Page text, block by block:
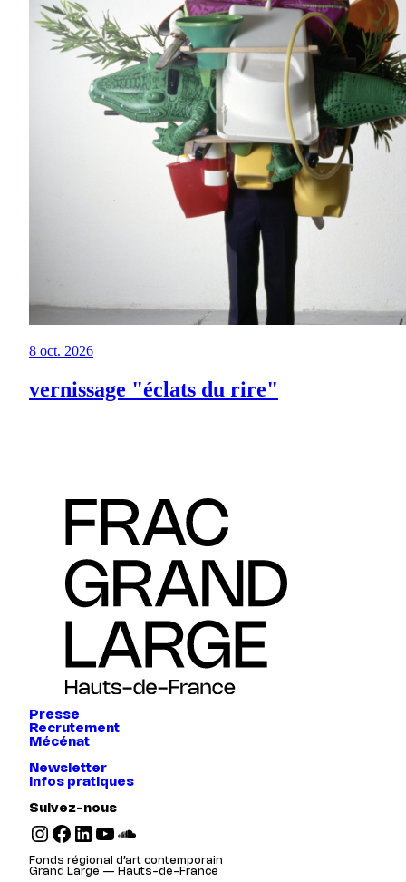
8 oct. 2026
vernissage "éclats du rire"
Presse
Recrutement
Mécénat
Newsletter
Infos pratiques
Suivez-nous
Instagram Facebook LinkedIn YouTube SoundCloud
Fonds régional d’art contemporain
Grand Large — Hauts-de-France